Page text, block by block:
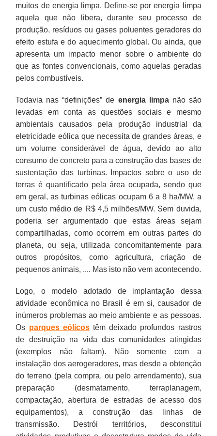
muitos de energia limpa. Define-se por energia limpa
aquela que não libera, durante seu processo de
produção, resíduos ou gases poluentes geradores do
efeito estufa e do aquecimento global. Ou ainda, que
apresenta um impacto menor sobre o ambiente do
que as fontes convencionais, como aquelas geradas
pelos combustíveis.
Todavia nas “definições” de energia limpanão são
levadas em conta as questões sociais e mesmo
ambientais causados pela produção industrial da
eletricidade eólica que necessita de grandes áreas, e
um volume considerável de água, devido ao alto
consumo de concreto para a construção das bases de
sustentação das turbinas. Impactos sobre o uso de
terras é quantificado pela área ocupada, sendo que
em geral, as turbinas eólicas ocupam 6 a 8 ha/MW, a
um custo médio de R$ 4,5 milhões/MW. Sem duvida,
poderia ser argumentado que estas áreas sejam
compartilhadas, como ocorrem em outras partes do
planeta, ou seja, utilizada concomitantemente para
outros propósitos, como agricultura, criação de
pequenos animais, .... Mas isto não vem acontecendo.
Logo, o modelo adotado de implantação dessa
atividade econômica no Brasil é em si, causador de
inúmeros problemas ao meio ambiente e as pessoas.
Os parques eólicostêm deixado profundos rastros
de destruição na vida das comunidades atingidas
(exemplos não faltam). Não somente com a
instalação dos aerogeradores, mas desde a obtenção
do terreno (pela compra, ou pelo arrendamento), sua
preparação (desmatamento, terraplanagem,
compactação, abertura de estradas de acesso dos
equipamentos), a construção das linhas de
transmissão. Destrói territórios, desconstitui